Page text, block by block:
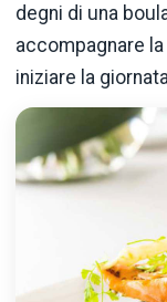
degni di una
accompagnare
iniziare la